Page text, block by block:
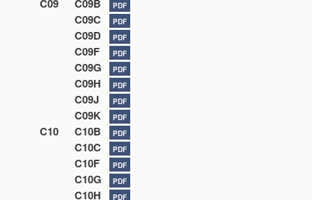
C09 C09B PDF
C09C PDF
C09D PDF
C09F PDF
C09G PDF
C09H PDF
C09J PDF
C09K PDF
C10 C10B PDF
C10C PDF
C10F PDF
C10G PDF
C10H PDF